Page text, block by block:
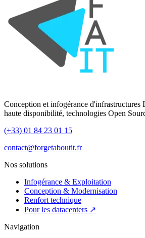
Conception et infogérance
haute disponibilité, technologies Open
(+33) 01 84 23 01 15
contact@forgetaboutit.fr
Nos solutions
Infogérance & Exploitation
Conception & Modernisation
Renfort technique
Pour les datacenters ↗
Navigation